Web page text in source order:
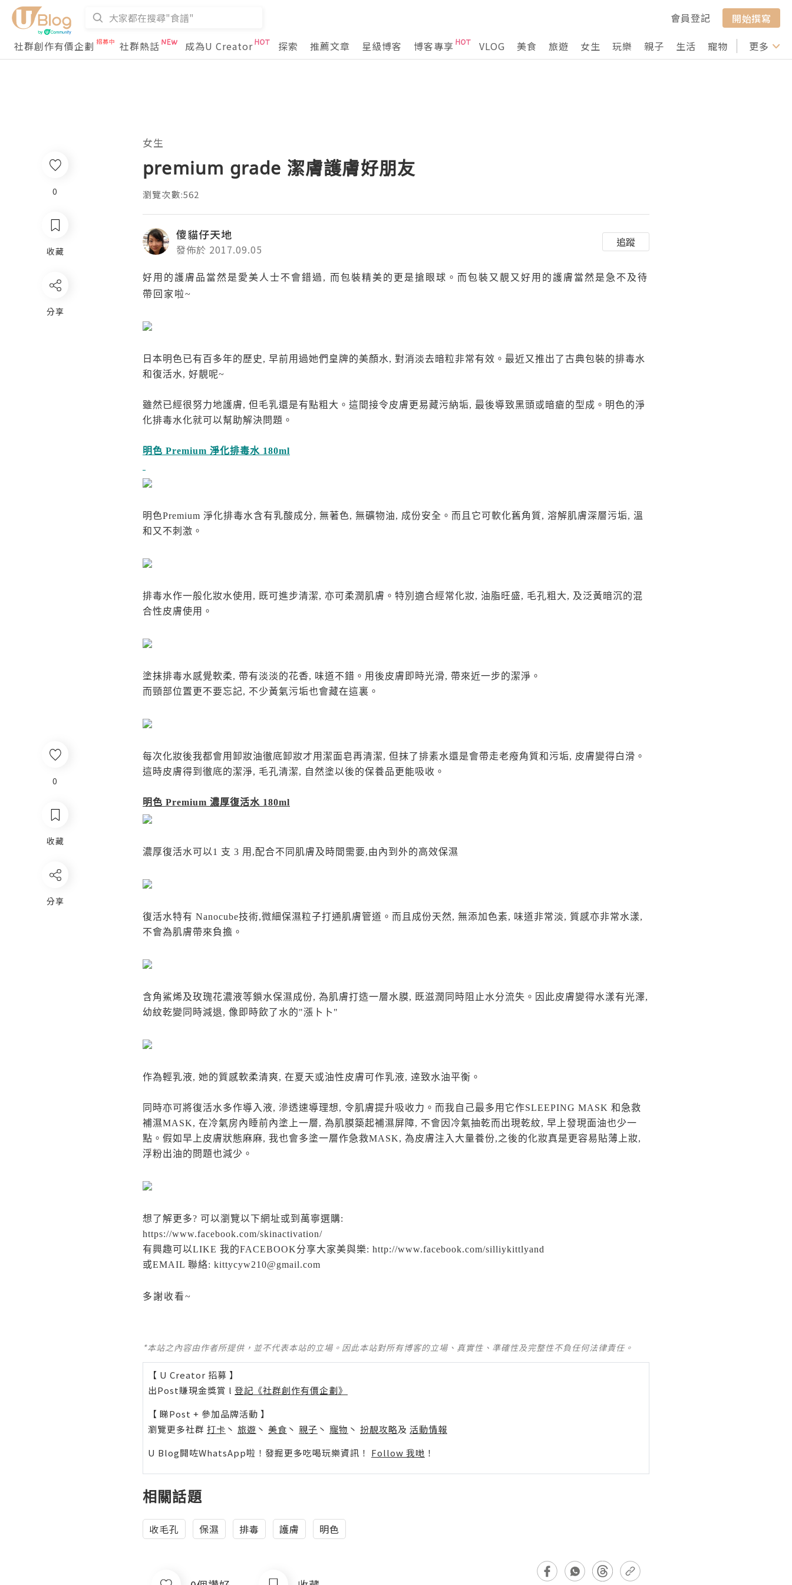
會員登記
開始撰寫
社群創作有價企劃
社群熱話 成為U Creator 探索 推薦文章 星級博客 博客專享 VLOG 美食 旅遊 女生 玩樂 親子 生活 寵物 行山 打卡
更多
0
收藏
分享
女生
premium grade 潔膚護膚好朋友
瀏覽次數:562
傻貓仔天地
發佈於 2017.09.05
追蹤
好用的護膚品當然是愛美人士不會錯過, 而包裝精美的更是搶眼球。而包裝又靚又好用的護膚當然是急不及待
帶回家啦~
日本明色已有百多年的歷史, 早前用過她們皇牌的美顏水, 對消淡去暗粒非常有效。最近又推出了古典包裝的排毒水
和復活水, 好靚呢~
雖然已經很努力地護膚, 但毛乳還是有點粗大。這間接令皮膚更易藏污納垢, 最後導致黑頭或暗瘡的型成。明色的淨
化排毒水化就可以幫助解決問題。
明色 Premium 淨化排毒水 180ml
明色Premium 淨化排毒水含有乳酸成分, 無著色, 無礦物油, 成份安全。而且它可軟化舊角質, 溶解肌膚深層污垢, 溫
和又不刺激。
排毒水作一般化妝水使用, 既可進步清潔, 亦可柔潤肌膚。特別適合經常化妝, 油脂旺盛, 毛孔粗大, 及泛黃暗沉的混
合性皮膚使用。
塗抹排毒水感覺軟柔, 帶有淡淡的花香, 味道不錯。用後皮膚即時光滑, 帶來近一步的潔淨。
而頸部位置更不要忘記, 不少黃氣污垢也會藏在這裏。
每次化妝後我都會用卸妝油徹底卸妝才用潔面皂再清潔, 但抹了排素水還是會帶走老癈角質和污垢, 皮膚變得白滑。
這時皮膚得到徹底的潔淨, 毛孔清潔, 自然塗以後的保養品更能吸收。
明色 Premium 濃厚復活水 180ml
濃厚復活水可以1 支 3 用,配合不同肌膚及時間需要,由內到外的高效保濕
復活水特有 Nanocube技術,微細保濕粒子打通肌膚管道。而且成份天然, 無添加色素, 味道非常淡, 質感亦非常水漾,
不會為肌膚帶來負擔。
含角鯊烯及玫瑰花濃液等鎖水保濕成份, 為肌膚打造一層水膜, 既滋潤同時阻止水分流失。因此皮膚變得水漾有光澤,
幼紋乾變同時減退, 像即時飲了水的"漲卜卜"
作為輕乳液, 她的質感軟柔清爽, 在夏天或油性皮膚可作乳液, 逹致水油平衡。
同時亦可將復活水多作導入液, 滲透速導理想, 令肌膚提升吸收力。而我自己最多用它作SLEEPING MASK 和急救
補濕MASK, 在冷氣房內睡前內塗上一層, 為肌膜築起補濕屏障, 不會因冷氣抽乾而出現乾紋, 早上發現面油也少一
點。假如早上皮膚狀態麻麻, 我也會多塗一層作急救MASK, 為皮膚注入大量養份,之後的化妝真是更容易貼薄上妝,
浮粉出油的問題也減少。
想了解更多? 可以瀏覽以下網址或到萬寧選購:
https://www.facebook.com/skinactivation/
有興趣可以LIKE 我的FACEBOOK分享大家美與樂: http://www.facebook.com/silliykittlyand
或EMAIL 聯絡: kittycyw210@gmail.com
多謝收看~
*本站之內容由作者所提供，並不代表本站的立場。因此本站對所有博客的立場、真實性、準確性及完整性不負任何法律責任。
【 U Creator 招募 】
出Post賺現金獎賞 l 登記《社群創作有價企劃》
【 睇Post + 參加品牌活動 】
瀏覽更多社群 打卡 丶 旅遊 丶 美食 丶 親子 丶 寵物 丶 扮靚攻略及 活動情報
U Blog開咗WhatsApp啦！發掘更多吃喝玩樂資訊！ Follow 我哋 ！
相關話題
收毛孔 保濕 排毒 護膚 明色
0
收藏
分享